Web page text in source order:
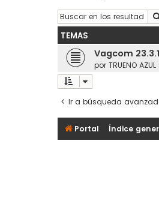
TEMAS
Vagcom
por TRUENO AZUL
Ir a búsqueda
Portal Índice